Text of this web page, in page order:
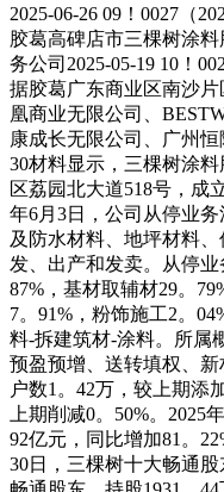
2025-06-26 09！0027（
胶葛高碑店市三棵树涂
务公司2025-05-19 10！
据胶葛广东商业区南沙
凰商业无限公司、
康成长无限公司、广州恒
30材料显示，三棵树涂
区荔园北大道518号，成
年6月3日，公司从停业
及防水材料、地坪材料
发、出产和发卖。从停业
87%，基材取辅材29。
7。91%，粉饰施工2。
料-拆建筑材-涂料。所属
预盈预增、送转填权、
户数1。42万，较上期添
上期削减0。50%。2025
92亿元，同比增加81。
30日，三棵树十大畅通